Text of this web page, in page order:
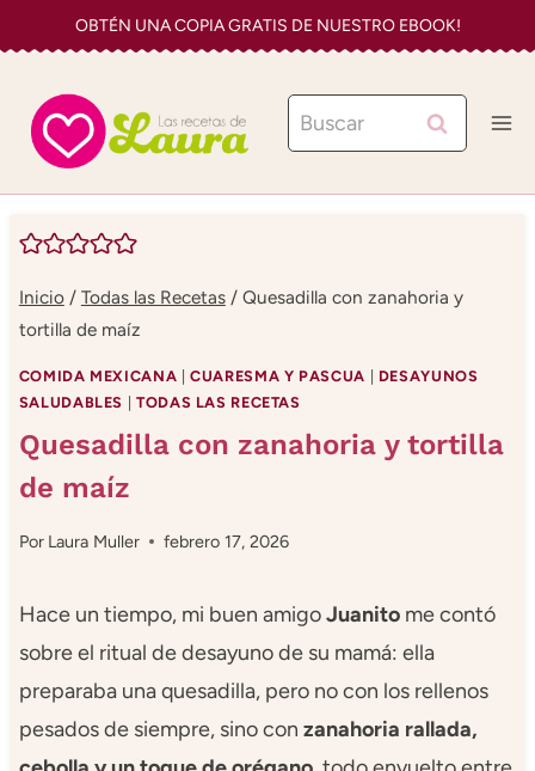
al
contenido
OBTÉN UNA COPIA GRATIS DE NUESTRO EBOOK!
Buscar:
Inicio / Todas las Recetas / Quesadilla con zanahoria y
tortilla de maíz
COMIDA MEXICANA |CUARESMA Y PASCUA
DESAYUNOS
SALUDABLES
|TODAS LAS RECETAS
Quesadilla con zanahoria y tortilla
de maíz
Por Laura Muller febrero 17, 2026
Hace un tiempo, mi buen amigoJuanitome contó
sobre el ritual de desayuno de su mamá: ella
preparaba una quesadilla, pero no con los rellenos
pesados de siempre, sino con zanahoria rallada,